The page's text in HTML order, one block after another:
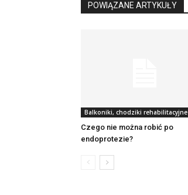
POWIĄZANE ARTYKUŁY
Balkoniki, chodziki rehabilitacyjne
Czego nie można robić po
endoprotezie?